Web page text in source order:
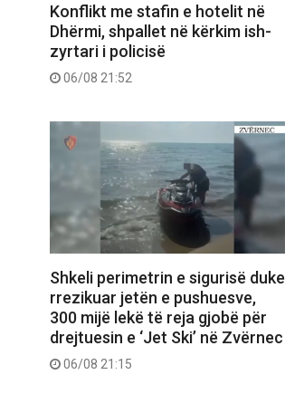
Konflikt me stafin e hotelit në
Dhërmi, shpallet në kërkim ish-
zyrtari i policisë
06/08 21:52
Shkeli perimetrin e sigurisë duke
rrezikuar jetën e pushuesve,
300 mijë lekë të reja gjobë për
drejtuesin e ‘Jet Ski’ në Zvërnec
06/08 21:15